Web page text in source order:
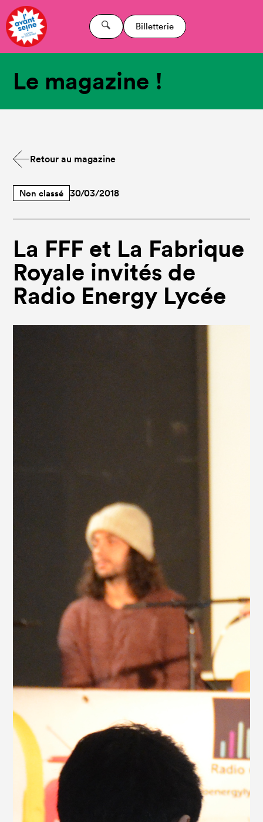
Billetterie
Le magazine !
Retour au magazine
Non classé 30/03/2018
La FFF et La Fabrique
Royale invités de
Radio Energy Lycée